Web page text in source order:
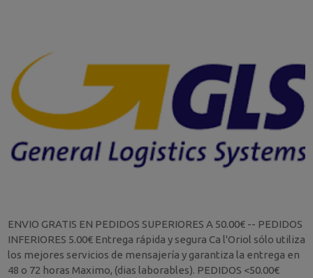
ENVIO GRATIS EN PEDIDOS SUPERIORES A 50.00€ -- PEDIDOS
INFERIORES 5.00€ Entrega rápida y segura Ca l'Oriol sólo utiliza
los mejores servicios de mensajería y garantiza la entrega en
48 o 72 horas Maximo, (dias laborables). PEDIDOS <50.00€